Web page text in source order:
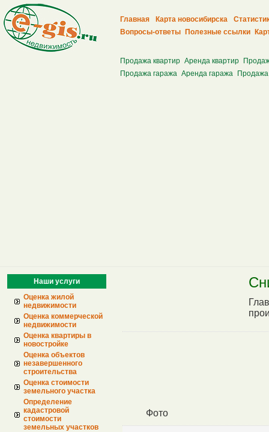
Главная Карта новосибирска
Вопросы-ответы
Полезные ссылки
Продажа квартир Аренда квартир
Продажа гаража Аренда гаража Продажа
Наши услуги
Оценка жилой
недвижимости
Оценка коммерческой
недвижимости
Оценка квартиры в
новостройке
Оценка объектов
незавершенного
строительства
Оценка стоимости
земельного участка
Определение
кадастровой
стоимости
земельных участков
Фото